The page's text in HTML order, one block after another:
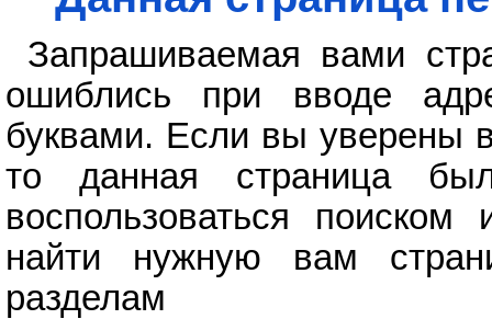
Запрашиваемая вами
ошиблись при вводе
буквами. Если вы уверены
то данная страница
воспользоваться поиском
найти нужную вам
разделам